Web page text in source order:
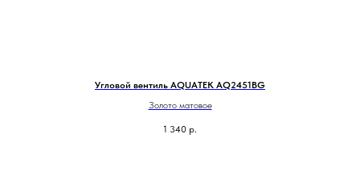
Угловой вентиль AQUATEK AQ2451BG
Золото матовое
1 340 р.